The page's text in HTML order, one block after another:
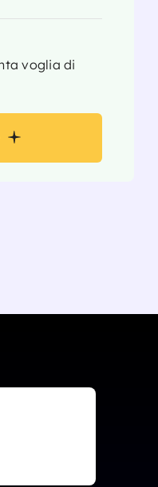
voglia di